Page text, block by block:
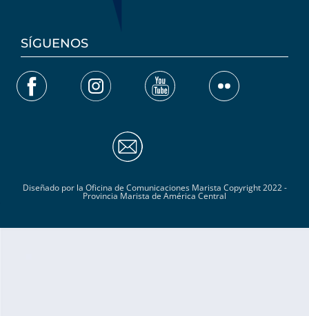
SÍGUENOS
Diseñado por la Oficina de Comunicaciones Marista Copyright 2022 -
Provincia Marista de América Central